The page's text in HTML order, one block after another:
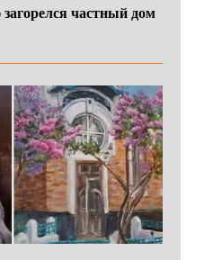
частный дом